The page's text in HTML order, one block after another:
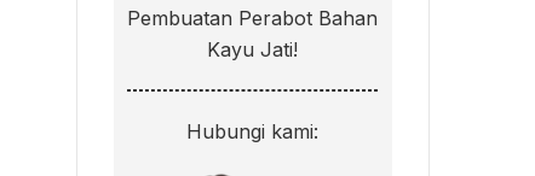
Pembuatan Perabot Bahan
Kayu Jati!
Hubungi kami: